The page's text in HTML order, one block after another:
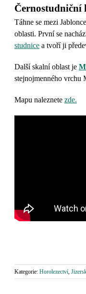
Černostudniční
Táhne se mezi
oblasti. První se
studnice a tvoří ji
Další skalní oblast je
stejnojmenného vrchu
Mapu naleznete zde.
Kategorie: Horolezectví,